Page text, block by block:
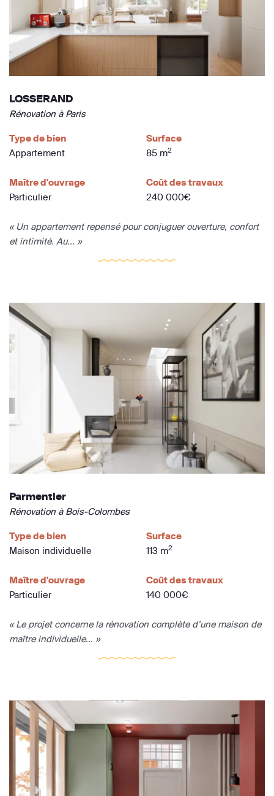
LOSSERAND
Rénovation à Paris
Type de bien
Appartement
Surface
85 m2
Maître d'ouvrage
Particulier
Coût des travaux
240 000€
« Un appartement repensé pour conjuguer ouverture, confort
et intimité. Au... »
Parmentier
Rénovation à Bois-Colombes
Type de bien
Maison individuelle
Surface
113 m2
Maître d'ouvrage
Particulier
Coût des travaux
140 000€
« Le projet concerne la rénovation complète d’une maison de
maître individuelle... »